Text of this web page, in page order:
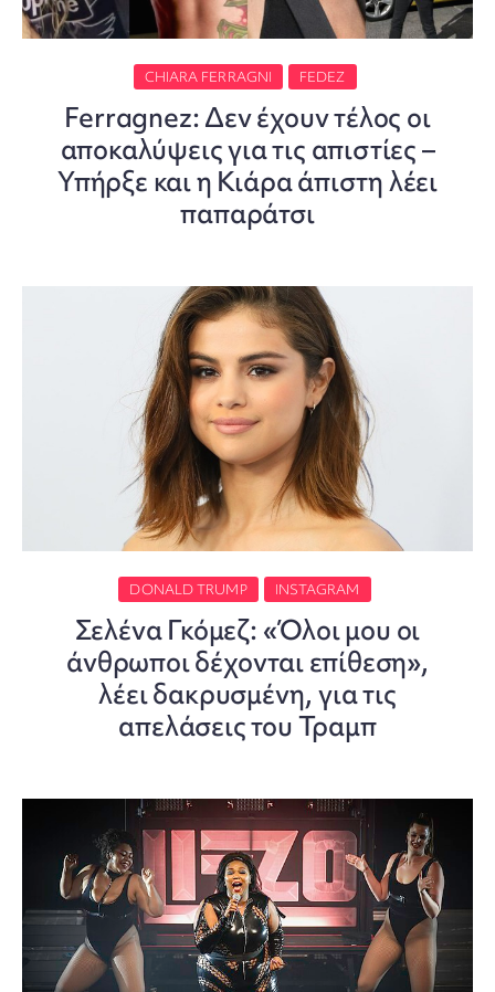
CHIARA FERRAGNI FEDEZ
Ferragnez: Δεν έχουν τέλος οι
αποκαλύψεις για τις απιστίες –
Υπήρξε και η Κιάρα άπιστη λέει
παπαράτσι
DONALD TRUMP INSTAGRAM
Σελένα Γκόμεζ: «Όλοι μου οι
άνθρωποι δέχονται επίθεση»,
λέει δακρυσμένη, για τις
απελάσεις του Τραμπ